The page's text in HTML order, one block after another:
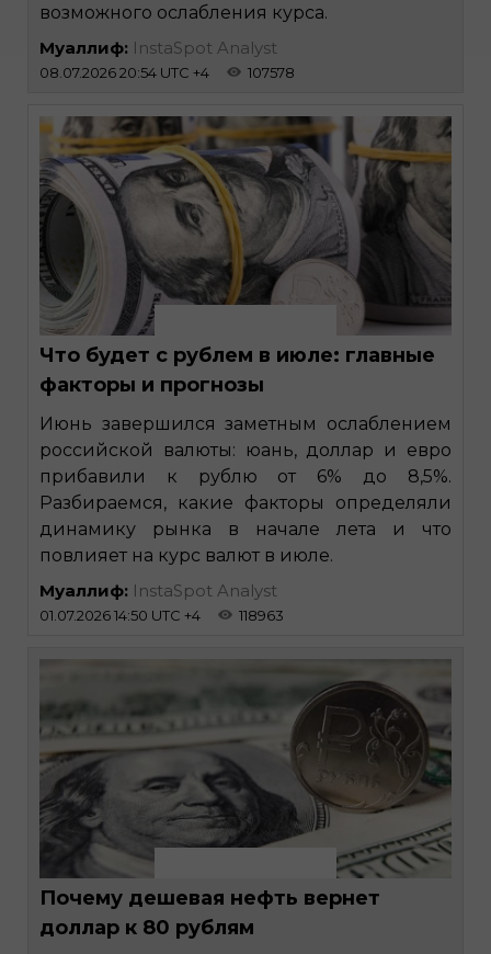
возможного ослабления курса.
Муаллиф: InstaSpot Analyst
08.07.2026 20:54 UTC +4 107578
Что будет с рублем в июле: главные
факторы и прогнозы
Июнь завершился заметным ослаблением
российской валюты: юань, доллар и евро
прибавили к рублю от 6% до 8,5%.
Разбираемся, какие факторы определяли
динамику рынка в начале лета и что
повлияет на курс валют в июле.
Муаллиф: InstaSpot Analyst
01.07.2026 14:50 UTC +4 118963
Почему дешевая нефть вернет
доллар к 80 рублям